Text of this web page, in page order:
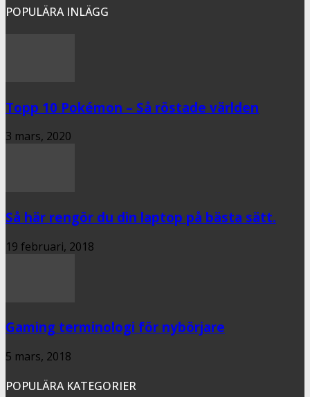
POPULÄRA INLÄGG
Topp 10 Pokémon – Så röstade världen
3 mars, 2020
Så här rengör du din laptop på bästa sätt.
19 februari, 2018
Gaming terminologi för nybörjare
5 mars, 2018
POPULÄRA KATEGORIER